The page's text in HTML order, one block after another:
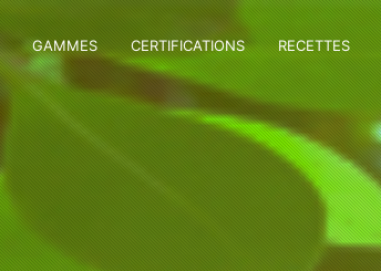
GAMMES CERTIFICATIONS RECETTES